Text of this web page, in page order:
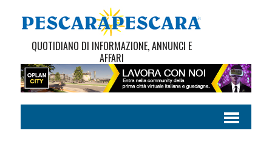
QUOTIDIANO DI INFORMAZIONE, ANNUNCI E
AFFARI